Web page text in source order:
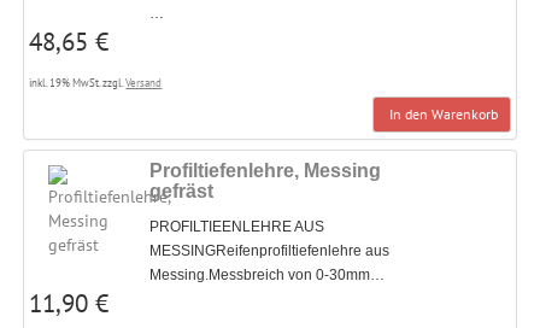
…
48,65 €
inkl. 19% MwSt. zzgl.Versand
In den Warenkorb
Profiltiefenlehre, Messing
gefräst
PROFILTIEENLEHRE AUS
MESSINGReifenprofiltiefenlehre aus
Messing.Messbreich von 0-30mm…
11,90 €